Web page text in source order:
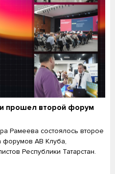
прошел второй форум
Рамеева состоялось второе
форумов АВ Клуба,
Республики Татарстан.